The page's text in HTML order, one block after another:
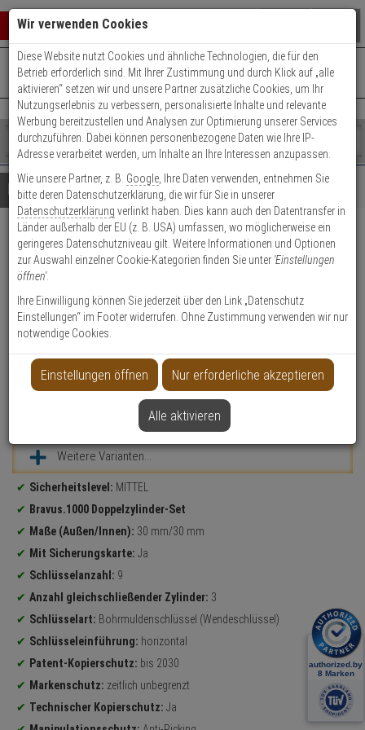
Warenkorb schließen
0 ARTIKEL IM WARENKORB
Ihr Warenkorb ist momentan leer.
Ergebnisse ()
Fertig
Shop
durchsuchen
Bitte
geben
Sie
mindestens
Zeichen
ein,
um
Suche
Es
wurde
noch
Kategorien
Suche
gestartet
+49 (0)821 899 493-0Mo. - Do.: 8:00 - 16:30 | Fr.: 8:00 - 14:00 Uhr
Kontaktservice nutzen
Details Beratung
3er Abus Bravus 1000
Doppelzylinder 30/30 9 Schl.
Produktmerkmale
Zylinder messen
Weitere Varianten...
Produktinformationen
Sicherheitslevel: MITTEL
Bravus.1000 Doppelzylinder-Set
Maße (Außen/Innen): 30 mm/30 mm
Mit Sicherungskarte: Ja
Schlüsselanzahl: 9
Anzahl gleichschließender Zylinder: 3
Schlüsselart: Bohrmuldenschlüssel (Wendeschlüssel)
Schlüsseleinführung: horizontal
Patent-Kopierschutz: bis 2030
Markenschutz: zeitlich unbegrenzt
Technischer Kopierschutz: Ja
Wir verwenden Cookies
Diese Website nutzt Cookies und ähnliche Technologien, die für den
Betrieb erforderlich sind. Mit Ihrer Zustimmung und durch Klick auf „alle
aktivieren“ setzen wir und unsere Partner zusätzliche Cookies, um Ihr
Nutzungserlebnis zu verbessern, personalisierte Inhalte und relevante
Werbung bereitzustellen und Analysen zur Optimierung unserer Services
durchzuführen. Dabei können personenbezogene Daten wie Ihre IP-
Adresse verarbeitet werden, um Inhalte an Ihre Interessen anzupassen.
Wie unsere Partner, z. B. Google , Ihre Daten verwenden, entnehmen Sie
bitte deren Datenschutzerklärung, die wir für Sie in unserer
Datenschutzerklärung verlinkt haben. Dies kann auch den Datentransfer in
Länder außerhalb der EU (z. B. USA) umfassen, wo möglicherweise ein
geringeres Datenschutzniveau gilt. Weitere Informationen und Optionen
zur Auswahl einzelner Cookie-Kategorien finden Sie unter 'Einstellungen
öffnen'.
Ihre Einwilligung können Sie jederzeit über den Link „Datenschutz
Einstellungen“ im Footer widerrufen. Ohne Zustimmung verwenden wir nur
notwendige Cookies.
Einstellungen öffnen Nur erforderliche akzeptieren
Alle aktivieren